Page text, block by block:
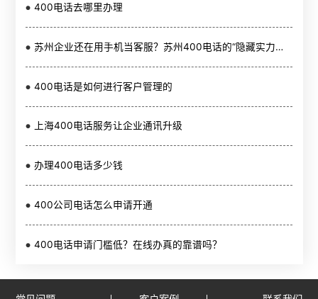
400电话去哪里办理
苏州企业还在用手机当客服？苏州400电话的“隐藏实力”你懂吗？
400电话是如何进行客户管理的
上海400电话服务让企业通讯升级
办理400电话多少钱
400公司电话怎么申请开通
400电话申请门槛低？在线办真的靠谱吗？